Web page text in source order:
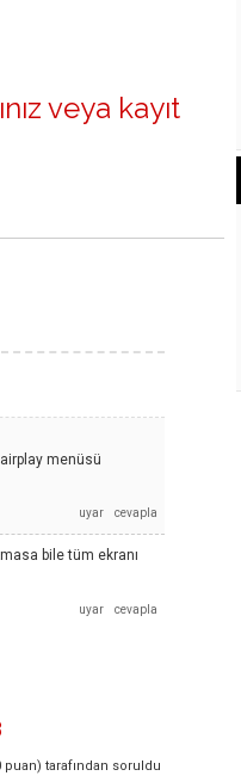
veya kayıt
menüsü
bile tüm ekranı
puan) tarafından soruldu